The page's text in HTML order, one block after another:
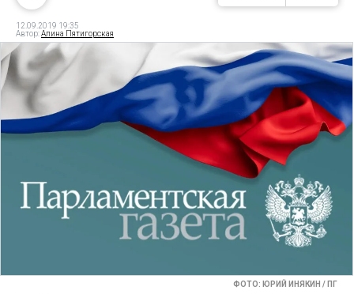
12.09.2019 19:35
Автор:Алина Пятигорская
ФОТО: ЮРИЙ ИНЯКИН / ПГ